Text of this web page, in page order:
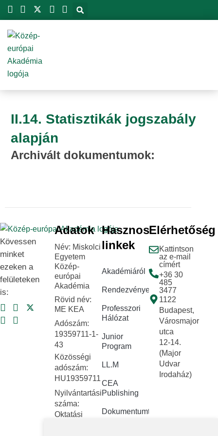
Skip
to
content
II.14. Statisztikák jogszabály
alapján
Archivált dokumentumok:
Kövessen
minket
ezeken a
felületeken
is:
Adatok
Név: Miskolci
Egyetem
Közép-
európai
Akadémia
Rövid név:
ME KEA
Adószám:
19359711-1-
43
Közösségi
adószám:
HU19359711
Nyilvántartási
száma:
Oktatási
Hasznos
linkek
Akadémiáról
Rendezvények
Professzori
Hálózat
Junior
Program
LL.M
CEA
Publishing
Dokumentumtár
Elérhetőség
Kattintson
az e-mail
címért
+36 30
485
3477
1122
Budapest,
Városmajor
utca
12-14.
(Major
Udvar
Irodaház)